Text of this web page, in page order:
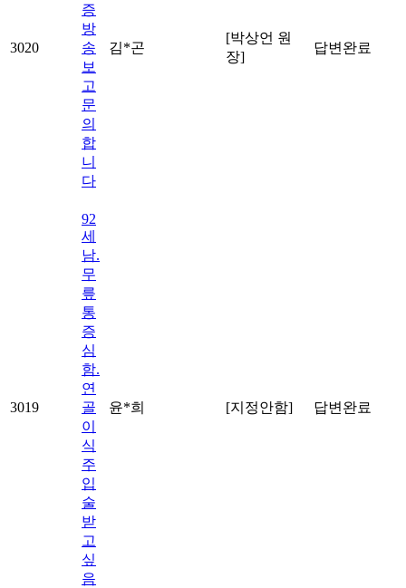
3020
증
방
송
보
고
문
의
합
니
다
김*곤
[박상언 원
장]
답변완료
3019
92
세
남.
무
릎
통
증
심
함.
연
골
이
식
주
입
술
받
고
싶
음
윤*희 [지정안함] 답변완료